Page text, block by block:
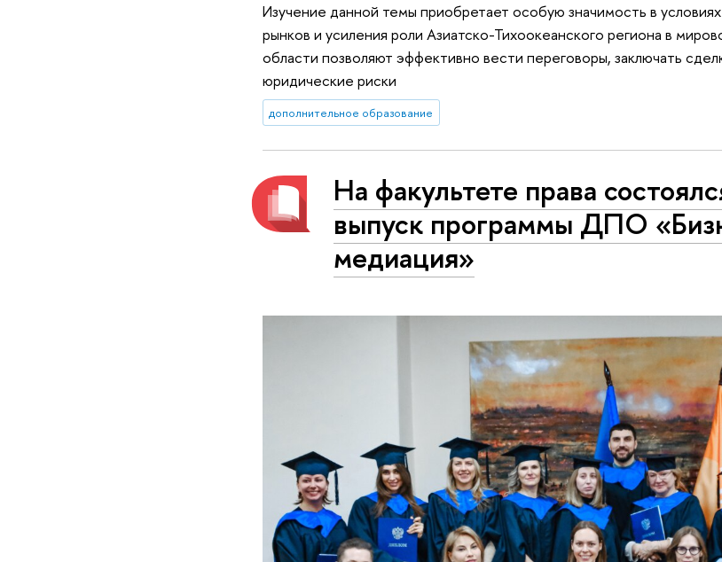
Изучение данной темы приобретает особую значимость в
рынков и усиления роли Азиатско-Тихоокеанского региона в
области позволяют эффективно вести переговоры, заключать
юридические риски
дополнительное образование
На факультете права
выпуск программы ДПО
медиация»